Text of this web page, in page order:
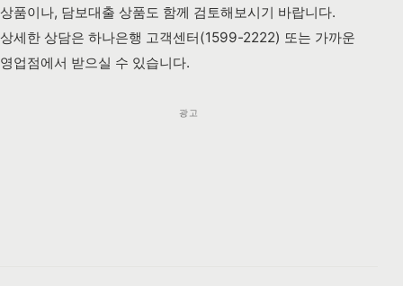
상품이나, 담보대출 상품도 함께 검토해보시기 바랍니다.
상세한 상담은 하나은행 고객센터(1599-2222) 또는 가까운
영업점에서 받으실 수 있습니다.
광고